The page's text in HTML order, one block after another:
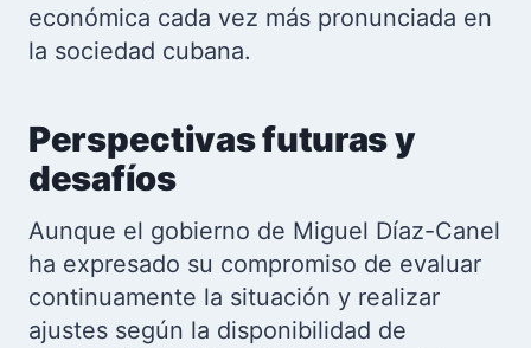
económica cada vez más pronunciada en
la sociedad cubana.
Perspectivas futuras y
desafíos
Aunque el gobierno de Miguel Díaz-Canel
ha expresado su compromiso de evaluar
continuamente la situación y realizar
ajustes según la disponibilidad de